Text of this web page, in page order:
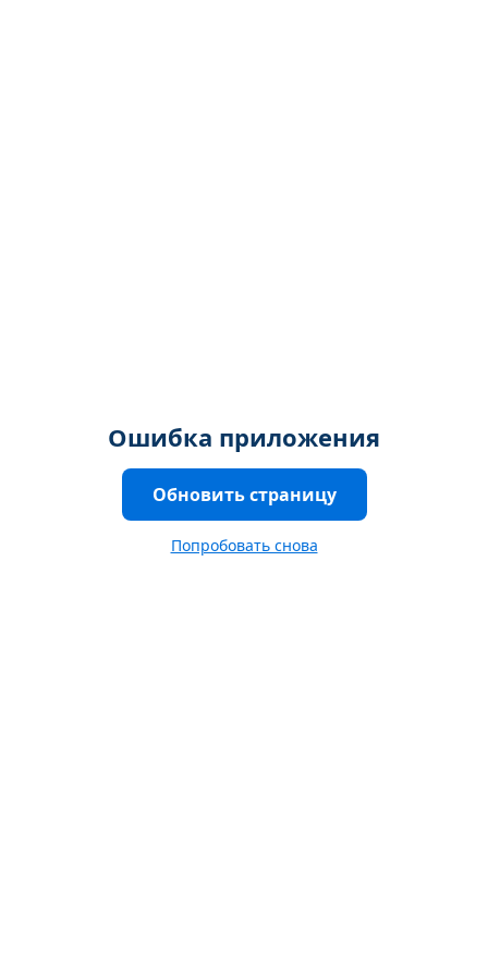
Ошибка приложения
Обновить страницу
Попробовать снова